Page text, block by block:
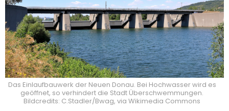
Das Einlaufbauwerk der Neuen Donau. Bei Hochwasser wird es
geöffnet, so verhindert die Stadt Überschwemmungen.
Bildcredits: C.Stadler/Bwag, via Wikimedia Commons